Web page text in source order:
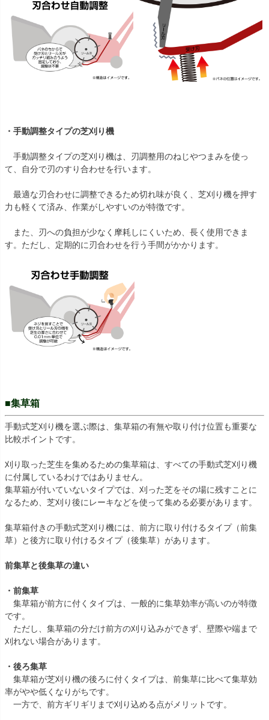
・手動調整タイプの芝刈り機
手動調整タイプの芝刈り機は、刃調整用のねじやつまみを使っ
て、自分で刃のすり合わせを行います。
最適な刃合わせに調整できるため切れ味が良く、芝刈り機を押す
力も軽くて済み、作業がしやすいのが特徴です。
また、刃への負担が少なく摩耗しにくいため、長く使用できま
す。ただし、定期的に刃合わせを行う手間がかかります。
■集草箱
手動式芝刈り機を選ぶ際は、集草箱の有無や取り付け位置も重要な
比較ポイントです。
刈り取った芝生を集めるための集草箱は、すべての手動式芝刈り機
に付属しているわけではありません。
集草箱が付いていないタイプでは、刈った芝をその場に残すことに
なるため、芝刈り後にレーキなどを使って集める必要があります。
集草箱付きの手動式芝刈り機には、前方に取り付けるタイプ（前集
草）と後方に取り付けるタイプ（後集草）があります。
前集草と後集草の違い
・前集草
集草箱が前方に付くタイプは、一般的に集草効率が高いのが特徴
です。
ただし、集草箱の分だけ前方の刈り込みができず、壁際や端まで
刈れない場合があります。
・後ろ集草
集草箱が芝刈り機の後ろに付くタイプは、前集草に比べて集草効
率がやや低くなりがちです。
一方で、前方ギリギリまで刈り込める点がメリットです。